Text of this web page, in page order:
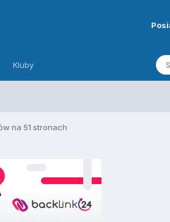
Kluby
na 51 stronach